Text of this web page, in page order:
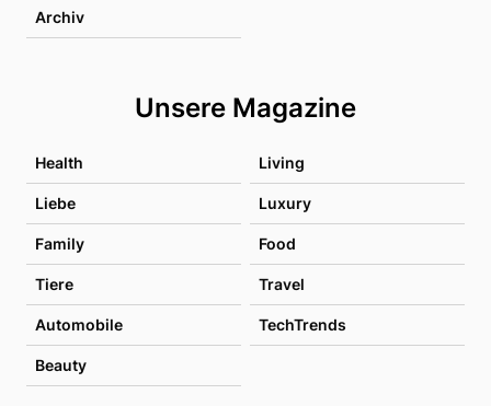
Archiv
Unsere Magazine
Health Living
Liebe Luxury
Family Food
Tiere Travel
Automobile TechTrends
Beauty